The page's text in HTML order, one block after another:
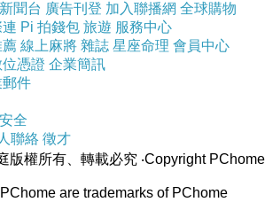
聞台 廣告刊登 加入聯播網 全球購物
連 Pi 拍錢包 旅遊 服務中心
薦 線上麻將 雜誌 星座命理 會員中心
憑證 企業簡訊
件
全
聯絡 徵才
版權所有、轉載必究 ‧Copyright PChome
are trademarks of PChome